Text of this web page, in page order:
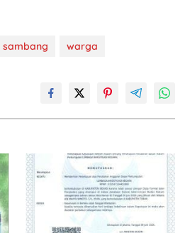
sambang warga